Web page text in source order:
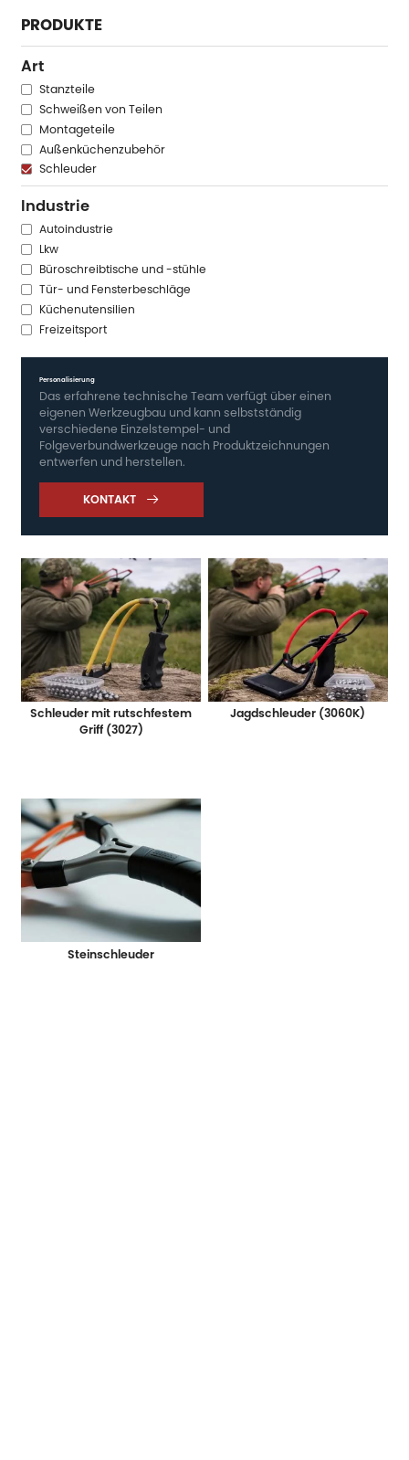
PRODUKTE
Art
Stanzteile
Schweißen von Teilen
Montageteile
Außenküchenzubehör
Schleuder
Industrie
Autoindustrie
Lkw
Büroschreibtische und -stühle
Tür- und Fensterbeschläge
Küchenutensilien
Freizeitsport
Personalisierung
Das erfahrene technische Team verfügt über einen
eigenen Werkzeugbau und kann selbstständig
verschiedene Einzelstempel- und
Folgeverbundwerkzeuge nach Produktzeichnungen
entwerfen und herstellen.
KONTAKT 
Schleuder mit rutschfestem
Griff (3027)
Jagdschleuder (3060K)
Steinschleuder